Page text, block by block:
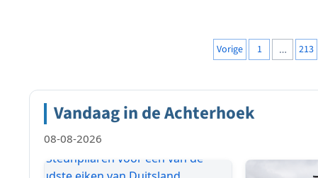
Berichten
Vorige 1 … 213
Vandaag in de Achterhoek
08-08-2026